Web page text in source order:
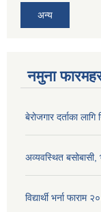
अन्य
नमुना
बेरोजगार दर्ताका लागि
अव्यवस्थित बसोबासी,
विद्यार्थी भर्ना फाराम